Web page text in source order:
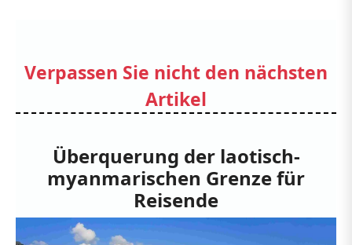
Verpassen Sie nicht den nächsten
Artikel
Überquerung der laotisch-
myanmarischen Grenze für
Reisende